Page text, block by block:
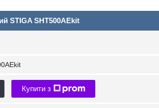
STIGA SHT500AEkit
Купити з